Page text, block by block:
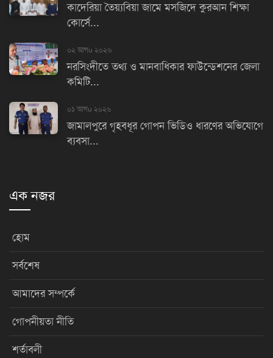
কাদেরিয়া তৈয়্যবিয়া জামে মসজিদে কুরআন শিক্ষা
কোর্সে...
০২ আগu ২০২৬
নরসিংদীতে তথ্য ও মানবাধিকার ফাউন্ডেশনের জেলা
কমিটি...
০১ আগu ২০২৬
জামালপুরে গৃহবধূর গোপন ভিডিও ধারণের অভিযোগে
ব্যবসা...
এক নজর
হোম
সর্বশেষ
আমাদের সম্পর্কে
গোপনীয়তা নীতি
শর্তাবলী